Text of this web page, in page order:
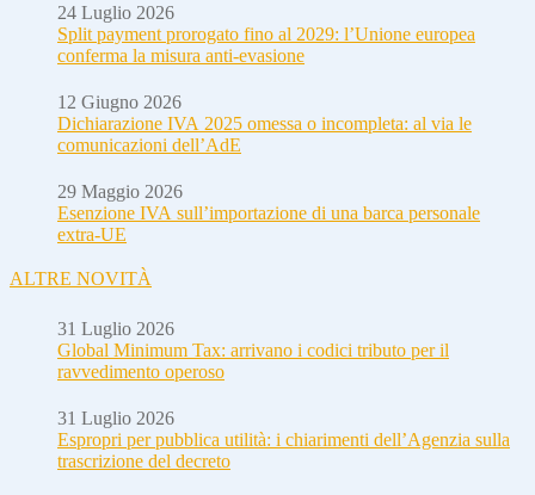
24 Luglio 2026
Split payment prorogato fino al 2029: l’Unione europea
conferma la misura anti-evasione
12 Giugno 2026
Dichiarazione IVA 2025 omessa o incompleta: al via le
comunicazioni dell’AdE
29 Maggio 2026
Esenzione IVA sull’importazione di una barca personale
extra-UE
ALTRE NOVITÀ
31 Luglio 2026
Global Minimum Tax: arrivano i codici tributo per il
ravvedimento operoso
31 Luglio 2026
Espropri per pubblica utilità: i chiarimenti dell’Agenzia sulla
trascrizione del decreto